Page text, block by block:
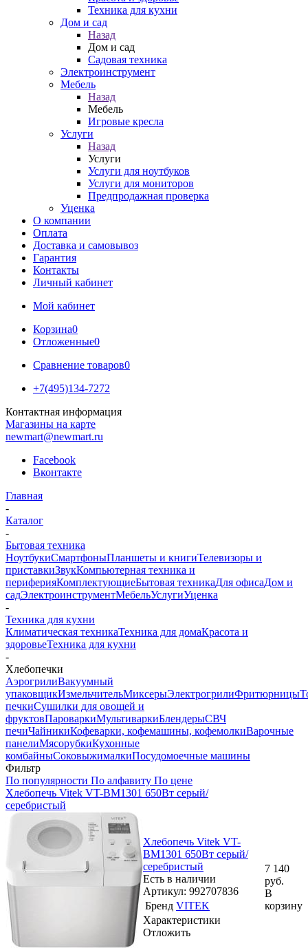
Техника для кухни
Дом и сад
Назад
Дом и сад
Садовая техника
Электроинструмент
Мебель
Назад
Мебель
Игровые кресла
Услуги
Назад
Услуги
Услуги для ноутбуков
Услуги для мониторов
Предпродажная проверка
Уценка
О компании
Оплата
Доставка и самовывоз
Гарантия
Контакты
Личный кабинет
Мой кабинет
Корзина0
Отложенные0
Сравнение товаров0
+7(495)134-7272
Контактная информация
Магазины на карте
newmart@newmart.ru
Facebook
Вконтакте
Главная
-
Каталог
-
Бытовая техника
НоутбукиСмартфоныПланшеты и книгиТелевизоры и
приставкиЗвукКомпьютерная техника и
периферияКомплектующиеБытовая техникаДля офисаДом и
садЭлектроинструментМебельУслугиУценка
-
Техника для кухни
Климатическая техникаТехника для домаКрасота и
здоровьеТехника для кухни
-
Хлебопечки
АэрогрилиВакуумный
упаковщикИзмельчительМиксерыЭлектрогрилиФритюрницы
печкиСушилки для овощей и
фруктовПароваркиМультиваркиБлендерыСВЧ
печиЧайникиКофеварки, кофемашины, кофемолкиВарочные
панелиМясорубкиКухонные
комбайныСоковыжималкиПосудомоечные машины
Фильтр
По популярности По алфавиту По цене
Хлебопечь Vitek VT-BM1301 650Вт серый/
серебристый
Хлебопечь Vitek VT-
BM1301 650Вт серый/
серебристый
Есть в наличии
Артикул: 992707836
Бренд VITEK
Характеристики
Отложить
7 140
руб.
В
корзину